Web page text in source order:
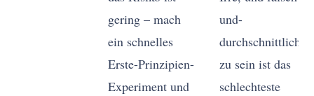
gering – mach
ein schnelles
Erste-Prinzipien-
Experiment und
und-
durchschnittlich
zu sein ist das
schlechteste